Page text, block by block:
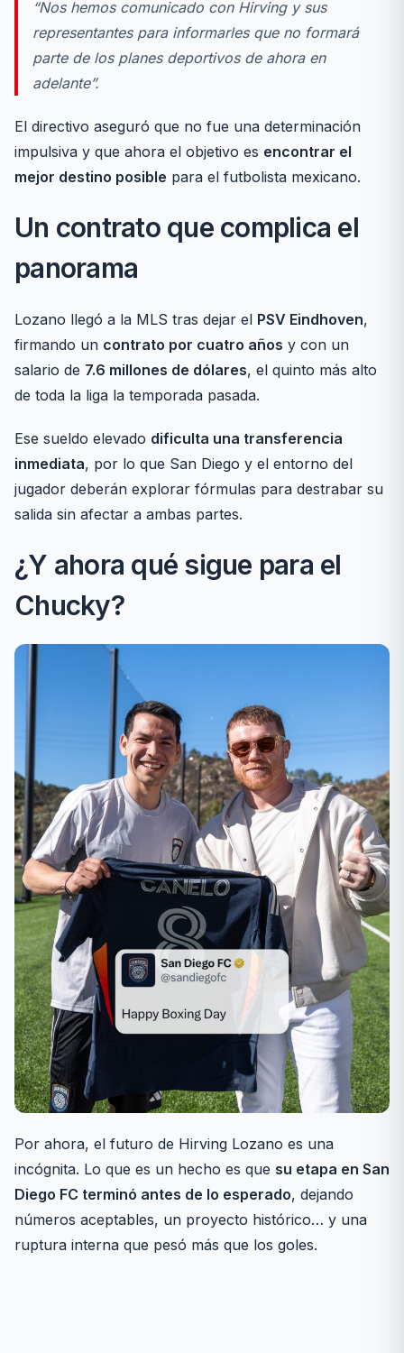
“Nos hemos comunicado con Hirving y sus
representantes para informarles que no formará
parte de los planes deportivos de ahora en
adelante”.
El directivo aseguró que no fue una determinación
impulsiva y que ahora el objetivo es encontrar el
mejor destino posible para el futbolista mexicano.
Un contrato que complica el
panorama
Lozano llegó a la MLS tras dejar el PSV Eindhoven,
firmando un contrato por cuatro años y con un
salario de 7.6 millones de dólares, el quinto más alto
de toda la liga la temporada pasada.
Ese sueldo elevado dificulta una transferencia
inmediata, por lo que San Diego y el entorno del
jugador deberán explorar fórmulas para destrabar su
salida sin afectar a ambas partes.
¿Y ahora qué sigue para el
Chucky?
Por ahora, el futuro de Hirving Lozano es una
incógnita. Lo que es un hecho es que su etapa en San
Diego FC terminó antes de lo esperado, dejando
números aceptables, un proyecto histórico… y una
ruptura interna que pesó más que los goles.